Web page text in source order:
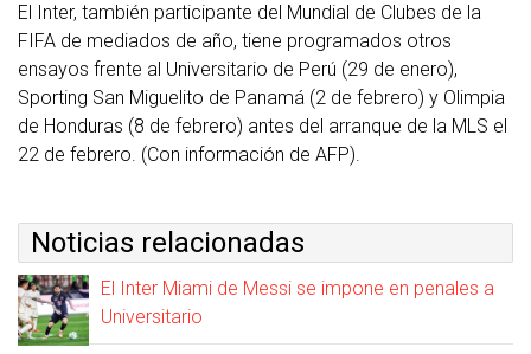
El Inter, también participante del Mundial de Clubes de la
FIFA de mediados de año, tiene programados otros
ensayos frente al Universitario de Perú (29 de enero),
Sporting San Miguelito de Panamá (2 de febrero) y Olimpia
de Honduras (8 de febrero) antes del arranque de la MLS el
22 de febrero. (Con información de AFP).
Noticias relacionadas
El Inter Miami de Messi se impone en penales a
Universitario